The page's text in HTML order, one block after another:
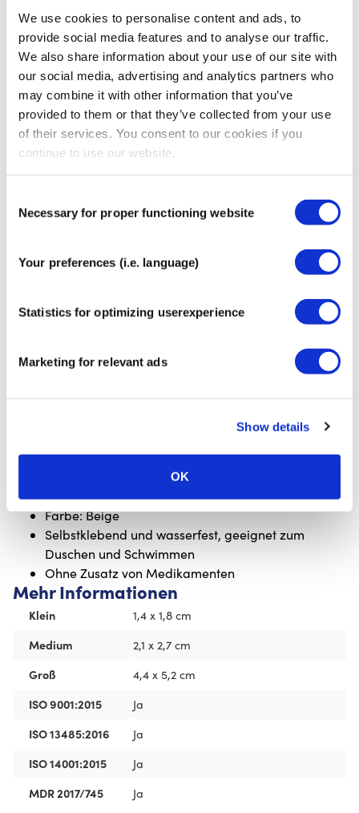
We use cookies to personalise content and ads, to
provide social media features and to analyse our traffic.
We also share information about your use of our site with
our social media, advertising and analytics partners who
may combine it with other information that you’ve
provided to them or that they’ve collected from your use
of their services. You consent to our cookies if you
continue to use our website.
Selection
Necessary for proper functioning website
Your preferences (i.e. language)
Statistics for optimizing userexperience
Marketing for relevant ads
Show details
OK
Pflaster selbstständig lösen, kann dies ein Hinweis
darauf sein, dass die Anwendung an dieser Stelle nicht
mehr erforderlich ist.
CrossLinq wird häufig angewendet bei:
Unterstützung des Erscheinungsbildes von Narben
Tinnitus begleitend
Unterstützung von Triggerpunkten bei Fibromyalgie
Bereichen der Lymphknoten zur Unterstützung der
Lokal begrenzten Bewegungseinschränkungen
Allgemeine Produktinformationen
Material:Zellulose Acetat Gewebe (80 Prozent),
beschichtet mit Polyurethan (10 Prozent) und versehen
Klein 1,4 x 1,8 cm:20 Blatt mit je 12 Pflastern
(insgesamt 160 Stück)
Groß 4,4 x 5,2 cm:20 Blatt mit je 2 Pflastern
(insgesamt 40 Stück)
Farbe: Beige
Selbstklebend und wasserfest, geeignet zum
Duschen und Schwimmen
Ohne Zusatz von Medikamenten
Mehr Informationen
Klein
1,4 x 1,8 cm
Medium
2,1 x 2,7 cm
Groß
4,4 x 5,2 cm
ISO 9001:2015
Ja
ISO 13485:2016
Ja
ISO 14001:2015
Ja
MDR 2017/745
Ja